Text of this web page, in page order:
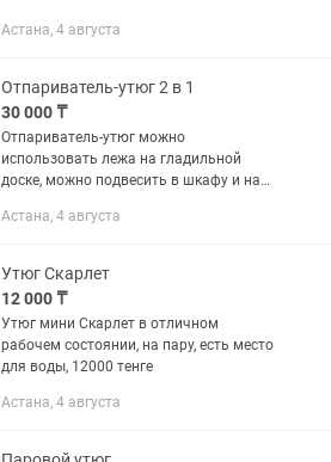
Астана, 4 августа
Отпариватель-утюг 2 в 1
30 000 ₸
Отпариватель-утюг можно
использовать лежа на гладильной
доске, можно подвесить в шкафу и на
Шнур от утюга 3 метра. Можно
Астана, 4 августа
Утюг Скарлет
12 000 ₸
Утюг мини Скарлет в отличном
рабочем состоянии, на пару, есть место
для воды, 12000 тенге
Астана, 4 августа